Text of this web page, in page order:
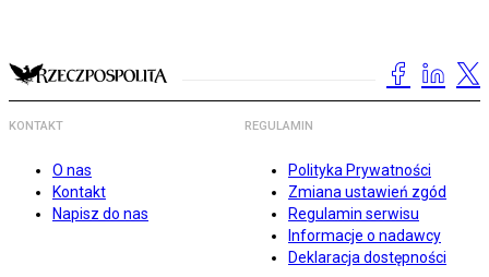
KONTAKT
O nas
Kontakt
Napisz do nas
REGULAMIN
Polityka Prywatności
Zmiana ustawień zgód
Regulamin serwisu
Informacje o nadawcy
Deklaracja dostępności